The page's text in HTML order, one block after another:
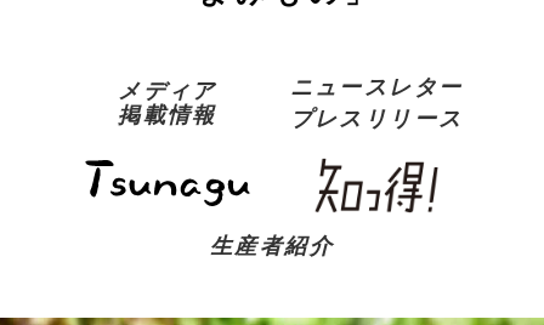
メディア
掲載情報
ニュースレター
プレスリリース
生産者紹介